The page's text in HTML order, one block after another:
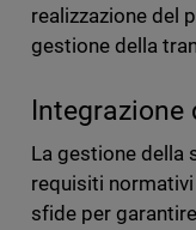
realizzazione del
gestione della
La gestione della
requisiti
sfide per